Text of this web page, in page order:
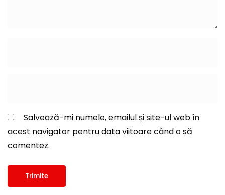
Salvează-mi numele, emailul și site-ul web în
acest navigator pentru data viitoare când o să
comentez.